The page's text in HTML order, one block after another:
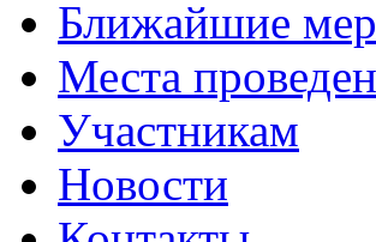
Ближайшие
Места
Участникам
Новости